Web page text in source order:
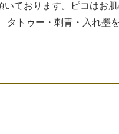
ております。ピコはお
タトゥー・刺青・入れ墨